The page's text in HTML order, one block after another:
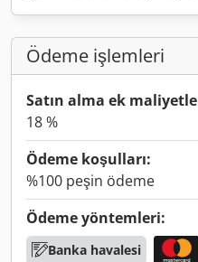
Ödeme işlemleri
Satın alma ek
18 %
Ödeme koşulları:
%100 peşin ödeme
Ödeme yöntemleri:
Banka havalesi